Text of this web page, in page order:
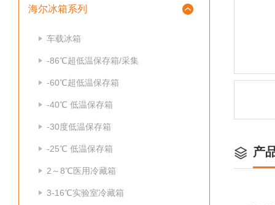
海尔冰箱系列
车载冰箱
-86℃超低温保存箱/采集
-60℃超低温保存箱
-40℃ 低温保存箱
-30度低温保存箱
-25℃ 低温保存箱
2～8℃医用冷藏箱
3-16℃实验室冷藏箱
产